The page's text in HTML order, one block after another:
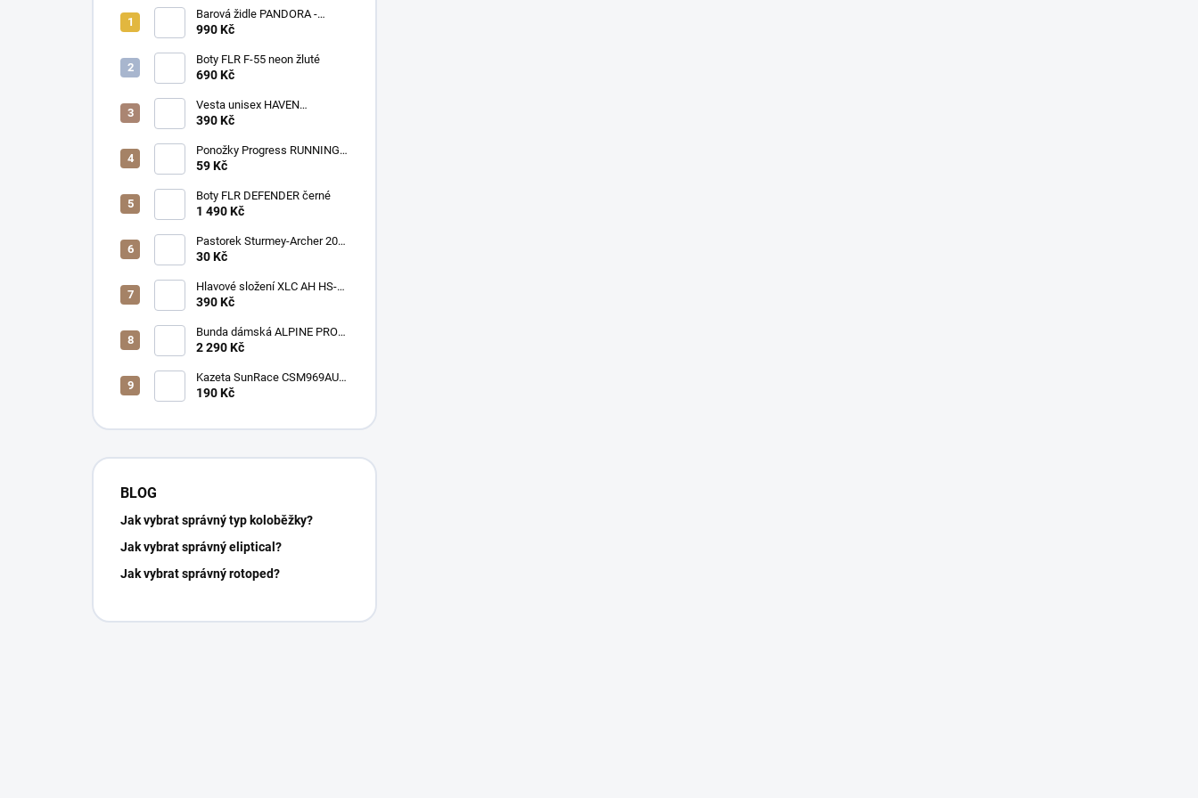
Barová židle PANDORA -
modrá sametová látka
990 Kč
Boty FLR F-55 neon žluté
690 Kč
Vesta unisex HAVEN
THERMAL černo/růžová
390 Kč
Ponožky Progress RUNNING
SOX šedé
59 Kč
Boty FLR DEFENDER černé
1 490 Kč
Pastorek Sturmey-Archer 20z
3/32" pro C50
30 Kč
Hlavové složení XLC AH HS-
I06 1 1/8 Al cartridge
390 Kč
Bunda dámská ALPINE PRO
ZARIBA s membránou PTX
2 290 Kč
Kazeta SunRace CSM969AU 9
11-32z NICKEL
190 Kč
BLOG
Jak vybrat správný typ koloběžky?
Jak vybrat správný eliptical?
Jak vybrat správný rotoped?